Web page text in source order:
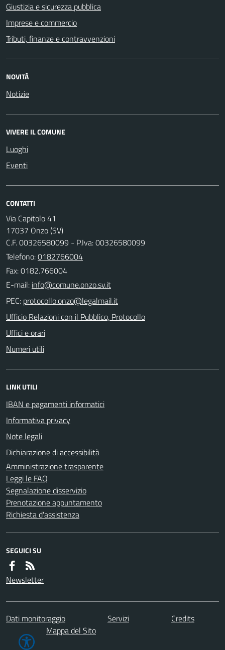
Giustizia e sicurezza pubblica
Imprese e commercio
Tributi, finanze e contravvenzioni
NOVITÀ
Notizie
VIVERE IL COMUNE
Luoghi
Eventi
CONTATTI
Via Capitolo 41
17037 Onzo (SV)
C.F. 00326580099 - P.Iva: 00326580099
Telefono:0182766004
Fax: 0182.766004
E-mail:
PEC:
Ufficio Relazioni con il Pubblico, Protocollo
Uffici e orari
Numeri utili
LINK UTILI
IBAN e pagamenti informatici
Informativa privacy
Note legali
Dichiarazione di accessibilità
Amministrazione trasparente
Leggi le FAQ
Segnalazione disservizio
Prenotazione appuntamento
Richiesta d'assistenza
SEGUICI SU
Newsletter
Dati monitoraggio Servizi
Credits
Mappa del Sito